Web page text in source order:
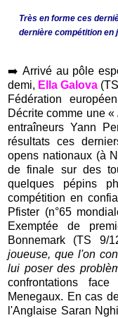
Très en forme ces
dernière compétition en
➡️ Arrivé au pôle
demi, Ella Galova
Fédération
Décrite comme une «
entraîneurs Yann
résultats ces
opens nationaux (à
de finale sur des
quelques pépins
compétition en
Pfister (n°65
Exemptée de
Bonnemark (TS 9/
joueuse, que l'on
lui poser des
confrontations
Menegaux. En cas
l'Anglaise Saran